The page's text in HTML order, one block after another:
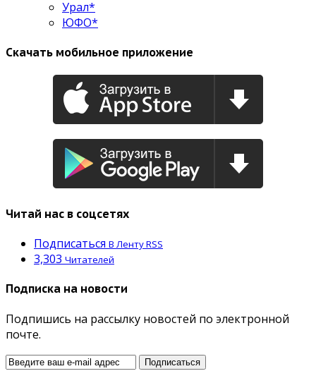
Урал*
ЮФО*
Скачать мобильное приложение
Читай нас в соцсетях
Подписаться В Ленту RSS
3,303 Читателей
Подписка на новости
Подпишись на рассылку новостей по электронной
почте.